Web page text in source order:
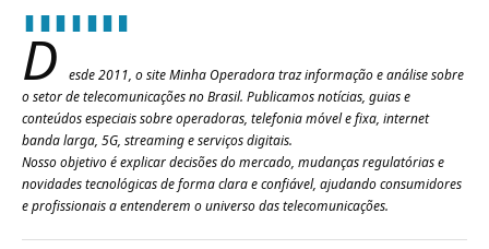
D
esde 2011, o site Minha Operadora traz informação e análise sobre
o setor de telecomunicações no Brasil. Publicamos notícias, guias e
conteúdos especiais sobre operadoras, telefonia móvel e fixa, internet
banda larga, 5G, streaming e serviços digitais.
Nosso objetivo é explicar decisões do mercado, mudanças regulatórias e
novidades tecnológicas de forma clara e confiável, ajudando consumidores
e profissionais a entenderem o universo das telecomunicações.